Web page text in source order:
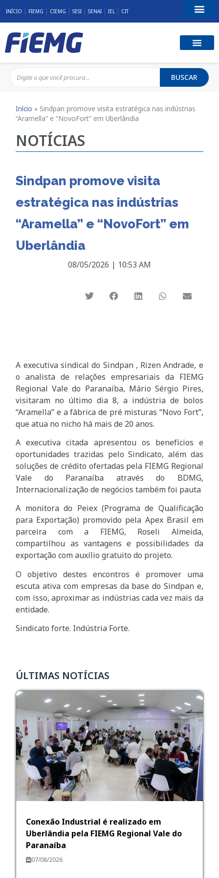
INÍCIO FIEMG CIEMG SESI SENAI IEL CIT
BUSCAR
Início » Sindpan promove visita estratégica nas indústrias
“Aramella” e “NovoFort” em Uberlândia
NOTÍCIAS
Sindpan promove visita
estratégica nas indústrias
“Aramella” e “NovoFort” em
Uberlândia
08/05/2026 | 10:53 AM
A executiva sindical do Sindpan , Rizen Andrade, e
o analista de relações empresariais da FIEMG
Regional Vale do Paranaíba, Mário Sérgio Pires,
visitaram no último dia 8, a indústria de bolos
“Aramella” e a fábrica de pré misturas “Novo Fort”,
que atua no nicho há mais de 20 anos.
A executiva citada apresentou os benefícios e
oportunidades trazidas pelo Sindicato, além das
soluções de crédito ofertadas pela FIEMG Regional
Vale do Paranaíba através do BDMG,
Internacionalização de negócios também foi pauta
A monitora do Peiex (Programa de Qualificação
para Exportação) promovido pela Apex Brasil em
parceira com a FIEMG, Roseli Almeida,
compartilhou as vantagens e possibilidades da
exportação com auxílio gratuito do projeto.
O objetivo destes encontros é promover uma
escuta ativa com empresas da base do Sindpan e,
com isso, aproximar as indústrias cada vez mais da
entidade.
Sindicato forte. Indústria Forte.
ÚLTIMAS NOTÍCIAS
Conexão Industrial é realizado em
Uberlândia pela FIEMG Regional Vale do
Paranaíba
07/08/2026